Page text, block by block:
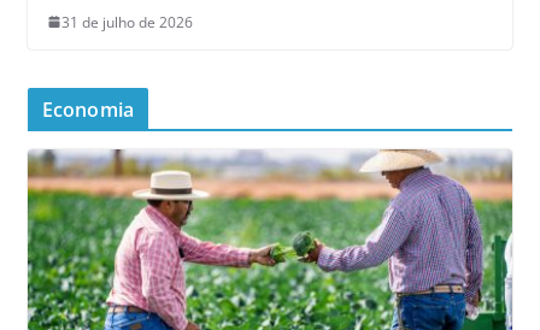
31 de julho de 2026
Economia